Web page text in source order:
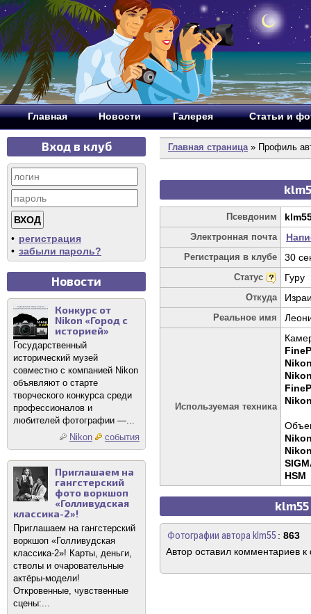
Главная Новости Галерея Статьи и
Вход в клуб
• регистрация
• забыли пароль?
Новости
Конкурс от
Nikon «Город с
историей»
Государственный
исторический музей
совместно с компанией Nikon
объявляют о старте
творческого конкурса среди
профессионалов и
любителей фотографии —...
Nikon
события
Приглашаем на
гангстерский
фото воркшоп
«Голливудская
классика-2»!
Приглашаем на гангстерский
воркшоп «Голливудская
классика-2»! Карты, деньги,
стволы и очаровательные
актёры-модели!
Откровенные, чувственные
сцены:...
Главная страница» Профиль
Псевдоним
Электронная почта
Регистрация в клубе 30
Статус Гуру
Откуда
Реальное имя
Используемая техника
HSM
Фотографии автора klm55: 863
Автор оставил комментариев